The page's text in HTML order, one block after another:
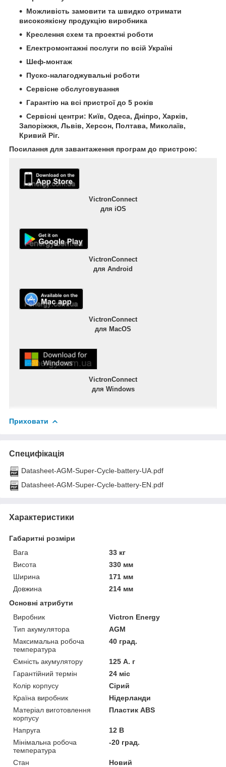
Можливість замовити та швидко отримати
високоякісну продукцію виробника
Креслення схем та проектні роботи
Електромонтажні послуги по всій Україні
Шеф-монтаж
Пуско-налагоджувальні роботи
Сервісне обслуговування
Гарантію на всі пристрої до 5 років
Сервісні центри: Київ, Одеса, Дніпро, Харків,
Запоріжжя, Львів, Херсон, Полтава, Миколаїв,
Кривий Ріг.
Посилання для завантаження програм до пристрою:
VictronConnect
для iOS
VictronConnect
для Android
VictronConnect
для MacOS
VictronConnect
для Windows
Приховати
Специфікація
Datasheet-AGM-Super-Cycle-battery-UA.pdf
Datasheet-AGM-Super-Cycle-battery-EN.pdf
Характеристики
Габаритні розміри
Вага
33 кг
Висота
330 мм
Ширина
171 мм
Довжина
214 мм
Основні атрибути
Виробник
Victron Energy
Тип акумулятора
AGM
Максимальна робоча
температура
40 град.
Ємність акумулятору
125 А. г
Гарантійний термін
24 міс
Колір корпусу
Сірий
Країна виробник
Нідерланди
Матеріал виготовлення
корпусу
Пластик ABS
Напруга
12 В
Мінімальна робоча
температура
-20 град.
Стан
Новий